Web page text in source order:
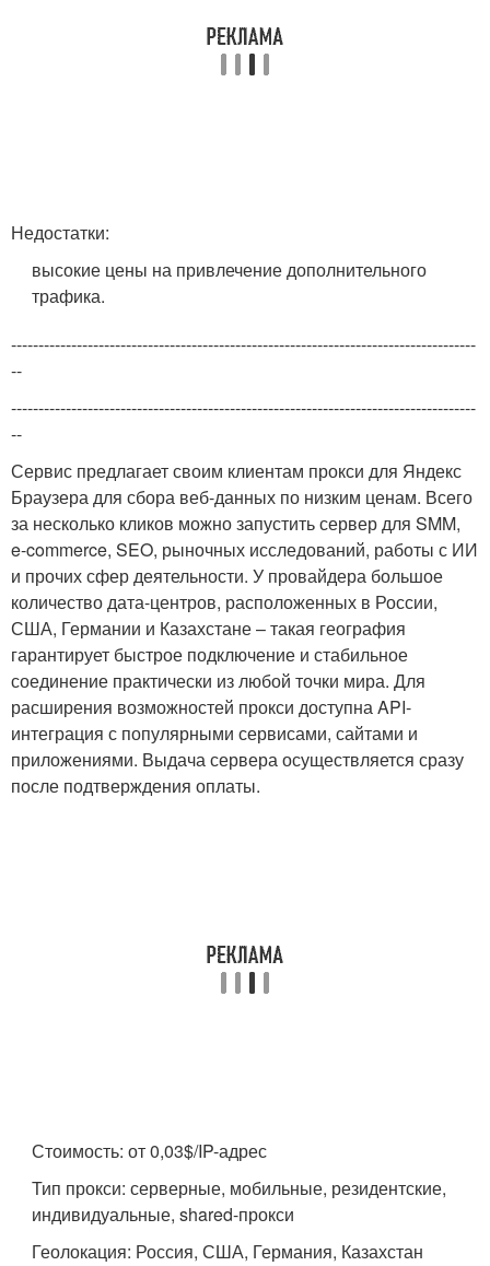
Недостатки:
высокие цены на привлечение дополнительного
трафика.
-------------------------------------------------------------------------------------
--
-------------------------------------------------------------------------------------
--
Сервис предлагает своим клиентам прокси для Яндекс
Браузера для сбора веб-данных по низким ценам. Всего
за несколько кликов можно запустить сервер для SMM,
e-commerce, SEO, рыночных исследований, работы с ИИ
и прочих сфер деятельности. У провайдера большое
количество дата-центров, расположенных в России,
США, Германии и Казахстане – такая география
гарантирует быстрое подключение и стабильное
соединение практически из любой точки мира. Для
расширения возможностей прокси доступна API-
интеграция с популярными сервисами, сайтами и
приложениями. Выдача сервера осуществляется сразу
после подтверждения оплаты.
Стоимость: от 0,03$/IP-адрес
Тип прокси: серверные, мобильные, резидентские,
индивидуальные, shared-прокси
Геолокация: Россия, США, Германия, Казахстан